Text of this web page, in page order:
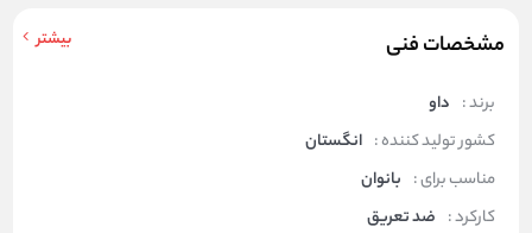
مشخصات فنی بیشتر
برند : داو
کشور تولید کننده : انگستان
مناسب برای : بانوان
کارکرد : ضد تعریق